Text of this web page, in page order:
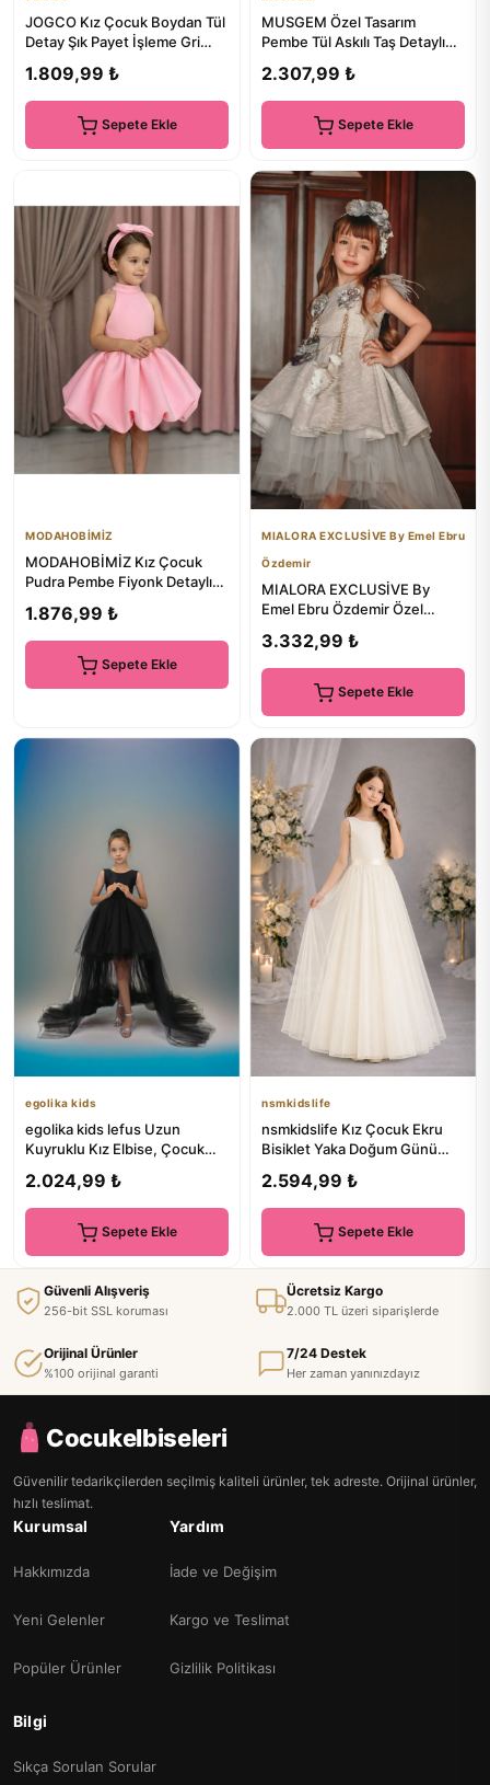
JOGCO Kız Çocuk Boydan Tül
Detay Şık Payet İşleme Gri
1.809,99 ₺
Sepete Ekle
MUSGEM Özel Tasarım
Pembe Tül Askılı Taş Detaylı
2.307,99 ₺
Sepete Ekle
MODAHOBİMİZ
MODAHOBİMİZ Kız Çocuk
Pudra Pembe Fiyonk Detaylı
1.876,99 ₺
Sepete Ekle
MIALORA EXCLUSİVE By Emel Ebru
Özdemir
MIALORA EXCLUSİVE By
Emel Ebru Özdemir Özel
Arkası ...
3.332,99 ₺
Sepete Ekle
egolika kids
egolika kids lefus Uzun
Kuyruklu Kız Elbise, Çocuk
2.024,99 ₺
Sepete Ekle
nsmkidslife
nsmkidslife Kız Çocuk Ekru
Bisiklet Yaka Doğum Günü
2.594,99 ₺
Sepete Ekle
Güvenli Alışveriş
256-bit SSL koruması
Ücretsiz Kargo
2.000 TL üzeri siparişlerde
Orijinal Ürünler
%100 orijinal garanti
7/24 Destek
Her zaman yanınızdayız
Cocukelbiseleri
Güvenilir tedarikçilerden seçilmiş kaliteli ürünler, tek adreste. Orijinal ürünler,
hızlı teslimat.
Kurumsal
Hakkımızda
Yeni Gelenler
Popüler Ürünler
Yardım
İade ve Değişim
Kargo ve Teslimat
Gizlilik Politikası
Bilgi
Sıkça Sorulan Sorular